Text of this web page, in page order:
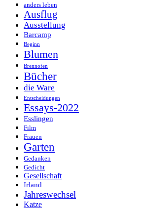
anders leben
Ausflug
Ausstellung
Barcamp
Beginn
Blumen
Brennofen
Bücher
die Ware
Entscheidungen
Essays-2022
Esslingen
Film
Frauen
Garten
Gedanken
Gedicht
Gesellschaft
Irland
Jahreswechsel
Katze